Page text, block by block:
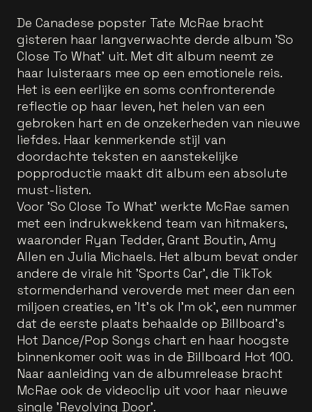
De Canadese popster Tate McRae bracht
gisteren haar langverwachte derde album 'So
Close To What' uit. Met dit album neemt ze
haar luisteraars mee op een emotionele reis.
Het is een eerlijke en soms confronterende
reflectie op haar leven, het helen van een
gebroken hart en de onzekerheden van nieuwe
liefdes. Haar kenmerkende stijl van
doordachte teksten en aanstekelijke
popproductie maakt dit album een absolute
must-listen.
Voor 'So Close To What' werkte McRae samen
met een indrukwekkend team van hitmakers,
waaronder Ryan Tedder, Grant Boutin, Amy
Allen en Julia Michaels. Het album bevat onder
andere de virale hit 'Sports Car', die TikTok
stormenderhand veroverde met meer dan een
miljoen creaties, en 'It’s ok I’m ok', een nummer
dat de eerste plaats behaalde op Billboard’s
Hot Dance/Pop Songs chart en haar hoogste
binnenkomer ooit was in de Billboard Hot 100.
Naar aanleiding van de albumrelease bracht
McRae ook de videoclip uit voor haar nieuwe
single 'Revolving Door'.